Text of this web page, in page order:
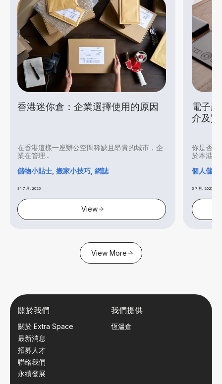
企業選擇使用的原因
辦公空間稀缺且昂貴的城市，企
小技巧, 網誌
View
電子產品存放指南：
你是否打算將電子產品存放於
View
View More
關於我們
關於 Extra Space
最新消息
招募人才
聯絡我們
永續發展
我們提供
恆溫倉